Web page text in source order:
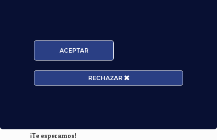
EUROCOLLEGE OXFORD ENGLISH INSTITUTE S.L. le
informa que tratará los datos personales que facilite con
Puede ejercer sus derechos de protección de datos a
través del e-mail infor@cursosteca.es.
¡Te esperamos!
ACEPTAR
RECHAZAR